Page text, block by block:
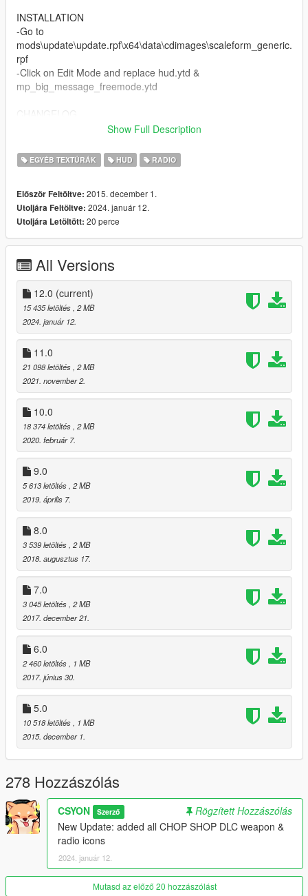
INSTALLATION
-Go to
mods\update\update.rpf\x64\data\cdimages\scaleform_generic.
rpf
-Click on Edit Mode and replace hud.ytd &
mp_big_message_freemode.ytd
-added colored 3D radio
-added Revolver icon (DLC)
-added Switchblade icon (DLC)
-fixed some details
-added Double Barreled Shotgun icon (DLC)
-added Shrewsbury Compact Rifle icon (DLC)
v5:
-added all BIKER DLC weapons
v6:
-added all GUNRUNNING DLC weapons
v7:
-added all THE DOOMSDAY HEIST DLC weapon & radio icons
v8:
-added all AFTER HOURS DLC weapon & radio icons
v9:
-added all ARENA WAR DLC weapon & radio icons
v10:
-added all CASINO DLC weapon & radio icons
v11:
-added all TUNER DLC weapon & radio icons
v12:
-added all CHOP SHOP DLC weapon & radio icons
Show Full Description
EGYÉB TEXTÚRÁK HUD RADIO
Először Feltöltve: 2015. december 1.
Utoljára Feltöltve: 2024. január 12.
Utoljára Letöltött: 20 perce
All Versions
12.0 (current)
15 435 letöltés , 2 MB
2024. január 12.
11.0
21 098 letöltés , 2 MB
2021. november 2.
10.0
18 374 letöltés , 2 MB
2020. február 7.
9.0
5 613 letöltés , 2 MB
2019. április 7.
8.0
3 539 letöltés , 2 MB
2018. augusztus 17.
7.0
3 045 letöltés , 2 MB
2017. december 21.
6.0
2 460 letöltés
, 1 MB
2017. június 30.
5.0
10 518 letöltés
, 1 MB
2015. december 1.
278 Hozzászólás
CSYON Szerző
Rögzített Hozzászólás
New Update: added all CHOP SHOP DLC weapon &
radio icons
2024. január 12.
Mutasd az előző 20 hozzászólást